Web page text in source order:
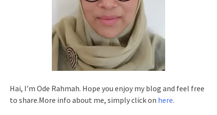
Hai, I’m Ode Rahmah. Hope you enjoy my blog and feel free
to share.More info about me, simply click on here.